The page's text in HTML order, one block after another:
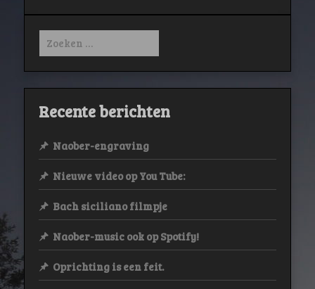
Zoeken
naar:
Recente berichten
Naober-engraving
Nieuwe video op You Tube:
Bach siciliano filmpje
Naober-music ook op Spotify!
Oprichting is een feit.